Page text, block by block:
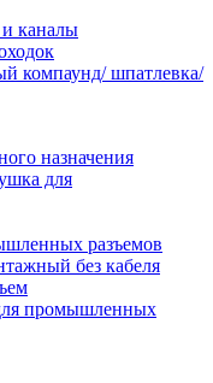
каналы
компаунд/ шпатлевка/
назначения
для
разъемов
без кабеля
промышленных